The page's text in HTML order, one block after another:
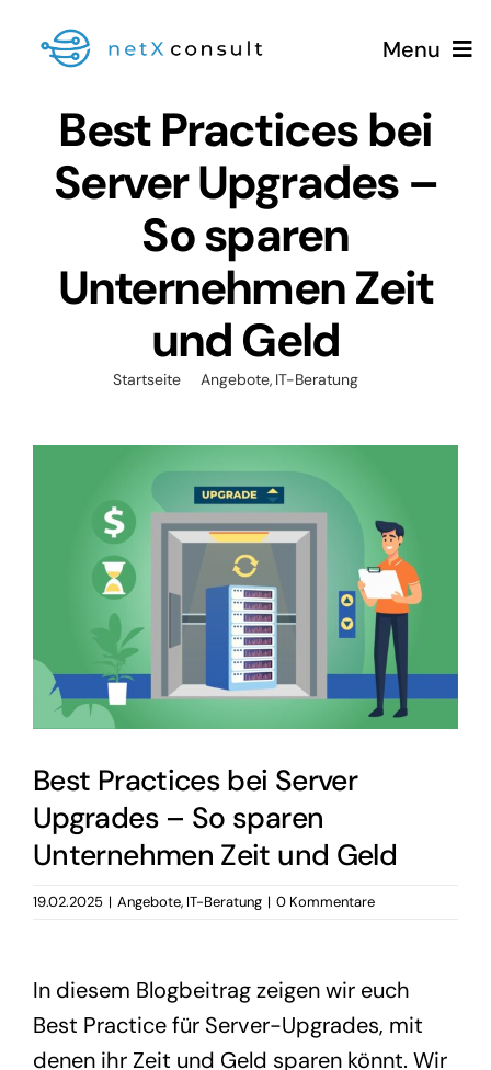
Inhalt
Menu
(0981) 826 333 00
Leistungen
Referenzen
Best Practices bei
Server Upgrades –
So sparen
Unternehmen Zeit
und Geld
Startseite Angebote IT-Beratung
grösseres
Best Practices bei Server
Upgrades – So sparen
Unternehmen Zeit und Geld
19.02.2025 | Angebote, IT-Beratung | 0 Kommentare
In diesem Blogbeitrag zeigen wir euch
Best Practice für Server-Upgrades, mit
denen ihr Zeit und Geld sparen könnt. Wir